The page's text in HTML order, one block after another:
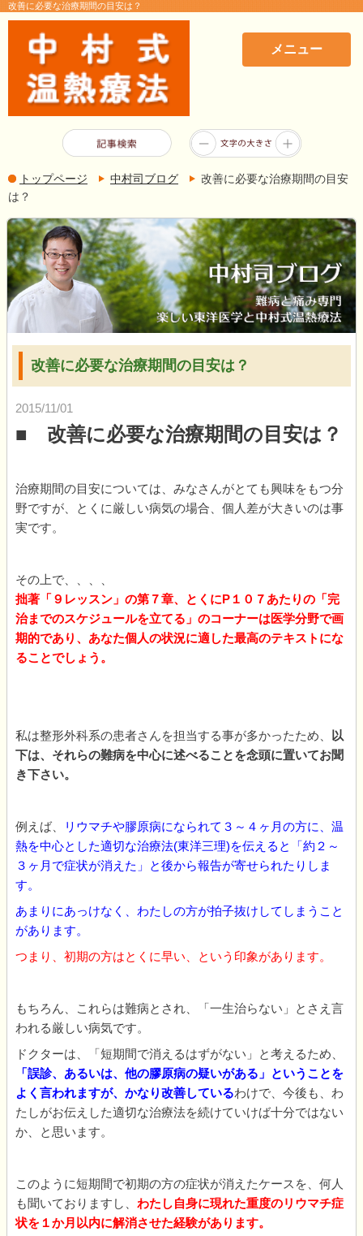
改善に必要な治療期間の目安は？
メニュー
トップページ 中村司ブログ
改善に必要な治療期間の目安
は？
改善に必要な治療期間の目安は？
2015/11/01
■ 改善に必要な治療期間の目安は？
治療期間の目安については、みなさんがとても興味をもつ分
野ですが、とくに厳しい病気の場合、個人差が大きいのは事
実です。
その上で、、、、
拙著「９レッスン」の第７章、とくにP１０７あたりの「完
治までのスケジュールを立てる」のコーナーは医学分野で画
期的であり、あなた個人の状況に適した最高のテキストにな
ることでしょう。
私は整形外科系の患者さんを担当する事が多かったため、
以
下は、それらの難病を中心に述べることを念頭に置いてお聞
き下さい。
例えば、
リウマチや膠原病になられて３～４ヶ月の方に、温
熱を中心とした適切な治療法(東洋三理)を伝えると「約２～
３ヶ月で症状が消えた」と後から報告が寄せられたりしま
す。
あまりにあっけなく、わたしの方が拍子抜けしてしまうこと
があります。
つまり、初期の方はとくに早い、という印象があります。
もちろん、これらは難病とされ、「一生治らない」とさえ言
われる厳しい病気です。
ドクターは、「短期間で消えるはずがない」と考えるため、
「誤診、あるいは、他の膠原病の疑いがある」ということを
よく言われますが、かなり改善しているわけで、今後も、わ
たしがお伝えした適切な治療法を続けていけば十分ではない
か、と思います。
このように短期間で初期の方の症状が消えたケースを、何人
も聞いておりますし、 わたし自身に現れた重度のリウマチ症
状を１か月以内に解消させた経験があります。